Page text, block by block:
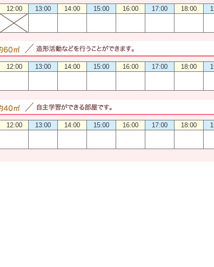
12:00 13:00 14:00 15:00 16:00 17:00 18:00
12:00 13:00 14:00 15:00 16:00 17:00 18:00
12:00 13:00 14:00 15:00 16:00 17:00 18:00